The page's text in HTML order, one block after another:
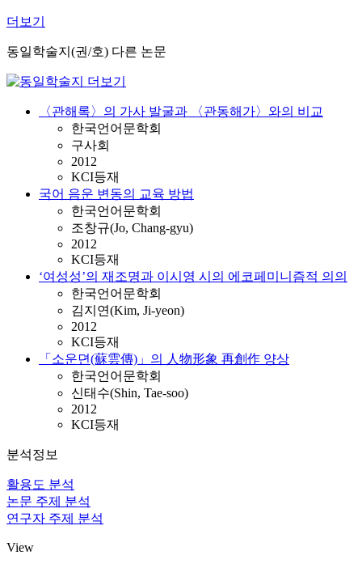
더보기
동일학술지(권/호) 다른 논문
〈관해록〉의 가사 발굴과 〈관동해가〉와의 비교
한국언어문학회
구사회
2012
KCI등재
국어 음운 변동의 교육 방법
한국언어문학회
조창규(Jo, Chang-gyu)
2012
KCI등재
‘여성성’의 재조명과 이시영 시의 에코페미니즘적 의의
한국언어문학회
김지연(Kim, Ji-yeon)
2012
KCI등재
「소운뎐(蘇雲傳)」의 人物形象 再創作 양상
한국언어문학회
신태수(Shin, Tae-soo)
2012
KCI등재
분석정보
활용도 분석
논문 주제 분석
연구자 주제 분석
View